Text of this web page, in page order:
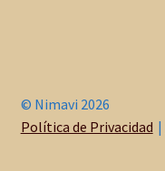
© Nimavi 2026
Política de Privacidad